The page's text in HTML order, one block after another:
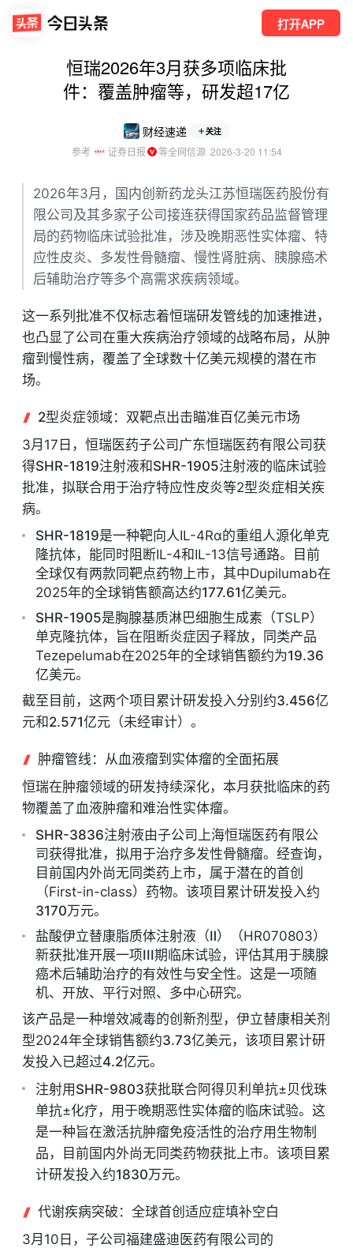
打开APP
恒瑞2026年3月获多项临床批
件：覆盖肿瘤等，研发超17亿
财经速递 关注
参考 证券日报 等全网信源
  2026-3-20 11:54
2026年3月，国内创新药龙头江苏恒瑞医药股份有
限公司及其多家子公司接连获得国家药品监督管理
局的药物临床试验批准，涉及晚期恶性实体瘤、特
应性皮炎、多发性骨髓瘤、慢性肾脏病、胰腺癌术
后辅助治疗等多个高需求疾病领域。
这一系列批准不仅标志着恒瑞研发管线的加速推进，
也凸显了公司在重大疾病治疗领域的战略布局，从肿
瘤到慢性病，覆盖了全球数十亿美元规模的潜在市
场。
2型炎症领域：双靶点出击瞄准百亿美元市场
3月17日，恒瑞医药子公司广东恒瑞医药有限公司获
得SHR-1819注射液和 SHR-1905注射液的临床试验
批准，拟联合用于治疗特应性皮炎等2型炎症相关疾
病。
SHR-1819是一种靶向人IL-4Rα的重组人源化单克
隆抗体，能同时阻断IL-4和IL-13信号通路。目前
全球仅有两款同靶点药物上市，其中Dupilumab在
2025年的全球销售额高达约177.61亿美元。
SHR-1905是胸腺基质淋巴细胞生成素（TSLP）
单克隆抗体，旨在阻断炎症因子释放，同类产品
Tezepelumab在2025年的全球销售额约为19.36
亿美元。
截至目前，这两个项目累计研发投入分别约3.456亿
元和 2.571亿元 （未经审计）。
肿瘤管线：从血液瘤到实体瘤的全面拓展
恒瑞在肿瘤领域的研发持续深化，本月获批临床的药
物覆盖了血液肿瘤和难治性实体瘤。
SHR-3836注射液由子公司上海恒瑞医药有限公
司获得批准，拟用于治疗多发性骨髓瘤。经查询，
目前国内外尚无同类药上市，属于潜在的首创
（First-in-class）药物。该项目累计研发投入约
3170万元。
盐酸伊立替康脂质体注射液（Ⅱ）
（HR070803）
新获批准开展一项III期临床试验，评估其用于胰腺
癌术后辅助治疗的有效性与安全性。这是一项随
机、开放、平行对照、多中心研究。
该产品是一种增效减毒的创新剂型，伊立替康相关剂
型2024年全球销售额约3.73亿美元，该项目累计研
发投入已超过4.2亿元。
注射用SHR-9803获批联合阿得贝利单抗±贝伐珠
单抗±化疗，用于晚期恶性实体瘤的临床试验。这
是一种旨在激活抗肿瘤免疫活性的治疗用生物制
品，目前国内外尚无同类药物获批上市。该项目累
计研发投入约1830万元。
代谢疾病突破：全球首创适应症填补空白
3月10日，子公司福建盛迪医药有限公司的